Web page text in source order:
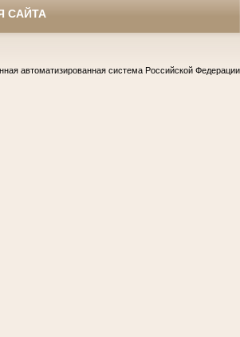
САЙТА
автоматизированная система Российской